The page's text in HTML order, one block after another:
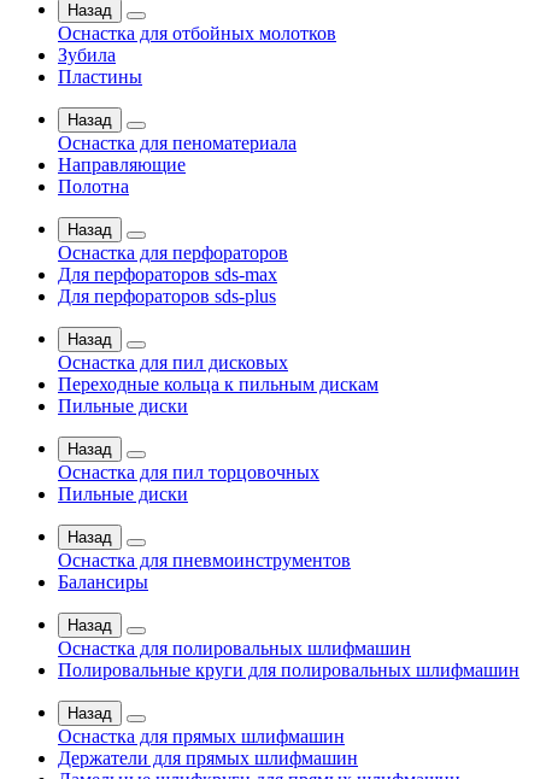
Назад
Оснастка для отбойных молотков
Зубила
Пластины
Назад
Оснастка для пеноматериала
Направляющие
Полотна
Назад
Оснастка для перфораторов
Для перфораторов sds-max
Для перфораторов sds-plus
Назад
Оснастка для пил дисковых
Переходные кольца к пильным дискам
Пильные диски
Назад
Оснастка для пил торцовочных
Пильные диски
Назад
Оснастка для пневмоинструментов
Балансиры
Назад
Оснастка для полировальных шлифмашин
Полировальные круги для полировальных шлифмашин
Назад
Оснастка для прямых шлифмашин
Держатели для прямых шлифмашин